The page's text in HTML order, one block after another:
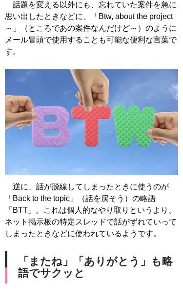
話題を変える以外にも、忘れていた案件を急に
思い出したときなどに、「Btw, about the project
～」（ところであの案件なんだけど～）のように
メール冒頭で使用することも可能な便利な言葉で
す。
逆に、話が脱線してしまったときに使うのが
「Back to the topic」（話を戻そう）の略語
「BTT」。これは個人的なやり取りというより、
ネット掲示板の特定スレッドで話がずれていって
しまったときなどに使われているようです。
「またね」「ありがとう」も略
語でサクッと